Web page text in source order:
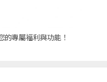
的專屬福利與功能！